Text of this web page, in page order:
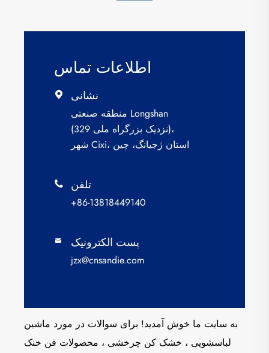
اطلاعات تماس
 نشانی
منطقه صنعتی Longshan
(نزدیک بزرگراه ملی 329)،
شهر Cixi، استان ژجیانگ، چین
 تلفن
+86-13818449140
 پست الکترونیک
jzx@cnsandie.com
به سایت ما خوش آمدید! برای سوالات در مورد ماشین
لباسشویی ، خشک کن چرخشی ، محصولات فن خنک